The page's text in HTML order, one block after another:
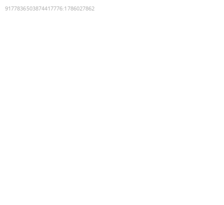
9177836503874417776:1786027862